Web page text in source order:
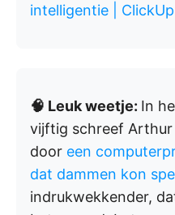
intelligentie | ClickUp
🧠 Leuk weetje: In
vijftig schreef Arthur
door een
dat dammen kon
indrukwekkender,